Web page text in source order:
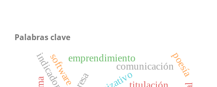
Palabras clave
comunicación
indicador emprendimiento poesía
software